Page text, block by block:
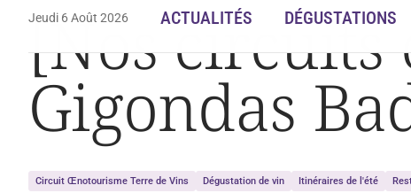
Jeudi 6 Août 2026 ACTUALITÉS DÉGUSTATIONS
[Nos
Gigondas
Circuit Œnotourisme Terre de Vins Dégustation de vin Itinéraires de l'été